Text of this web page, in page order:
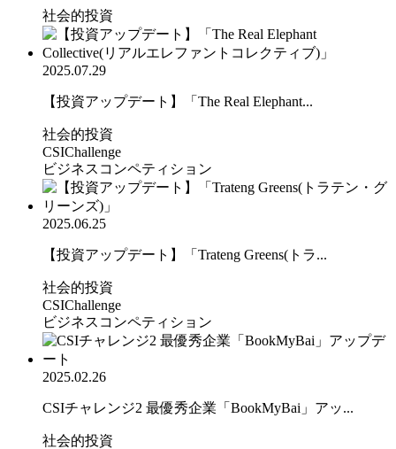
社会的投資
2025.07.29
【投資アップデート】「The Real Elephant...
社会的投資
CSIChallenge
ビジネスコンペティション
2025.06.25
【投資アップデート】「Trateng Greens(トラ...
社会的投資
CSIChallenge
ビジネスコンペティション
2025.02.26
CSIチャレンジ2 最優秀企業「BookMyBai」アッ...
社会的投資